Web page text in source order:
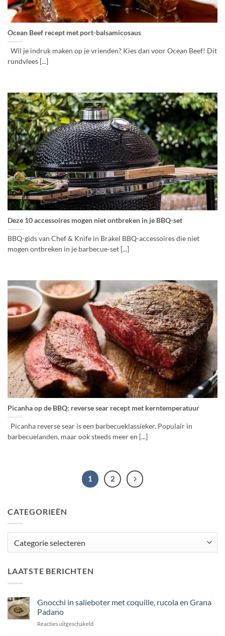
CATEGORIEËN
LAATSTE BERICHTEN
Gnocchi in salieboter met coquille, rucola en Grana
Padano
Reacties uitgeschakeldvoor
Ocean Beef recept met port-balsamicosaus
Wil je indruk maken op je vrienden? Kies dan voor Ocean Beef! Dit
rundvlees [...]
Deze 10 accessoires mogen niet ontbreken in je BBQ-set
BBQ-gids van Chef & Knife in Brakel BBQ-accessoires die niet
mogen ontbreken in je barbecue-set [...]
Picanha op de BBQ: reverse sear recept met kerntemperatuur
Picanha reverse sear is een barbecueklassieker. Populair in
barbecuelanden, maar ook steeds meer en [...]
1 2